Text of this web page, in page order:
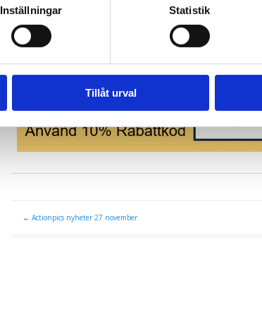
Inställningar Statistik
Tillåt urval
← Actionpics nyheter 27 november